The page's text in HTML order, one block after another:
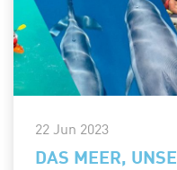
22 Jun 2023
DAS MEER,